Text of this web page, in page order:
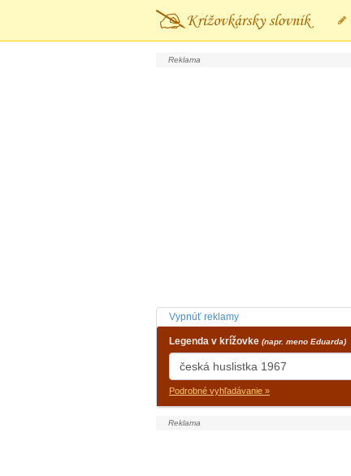
Vypnúť reklamy
Legenda v krížovke (napr. meno Eduarda)
Podrobné vyhľadávanie »